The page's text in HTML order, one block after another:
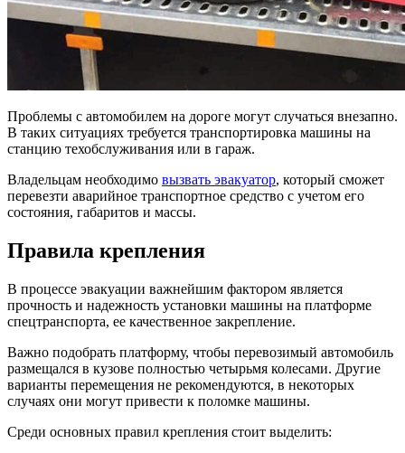
Проблемы с автомобилем на дороге могут случаться внезапно.
В таких ситуациях требуется транспортировка машины на
станцию техобслуживания или в гараж.
Владельцам необходимо вызвать эвакуатор, который сможет
перевезти аварийное транспортное средство с учетом его
состояния, габаритов и массы.
Правила крепления
В процессе эвакуации важнейшим фактором является
прочность и надежность установки машины на платформе
спецтранспорта, ее качественное закрепление.
Важно подобрать платформу, чтобы перевозимый автомобиль
размещался в кузове полностью четырьмя колесами. Другие
варианты перемещения не рекомендуются, в некоторых
случаях они могут привести к поломке машины.
Среди основных правил крепления стоит выделить: